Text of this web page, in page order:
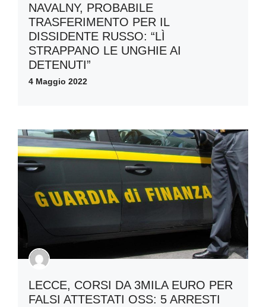
NAVALNY, PROBABILE
TRASFERIMENTO PER IL
DISSIDENTE RUSSO: “LÌ
STRAPPANO LE UNGHIE AI
DETENUTI”
4 Maggio 2022
LECCE, CORSI DA 3MILA EURO PER
FALSI ATTESTATI OSS: 5 ARRESTI